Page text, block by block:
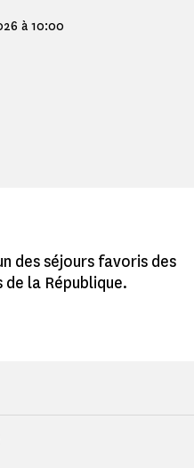
à 10:00
des séjours favoris des
la République.